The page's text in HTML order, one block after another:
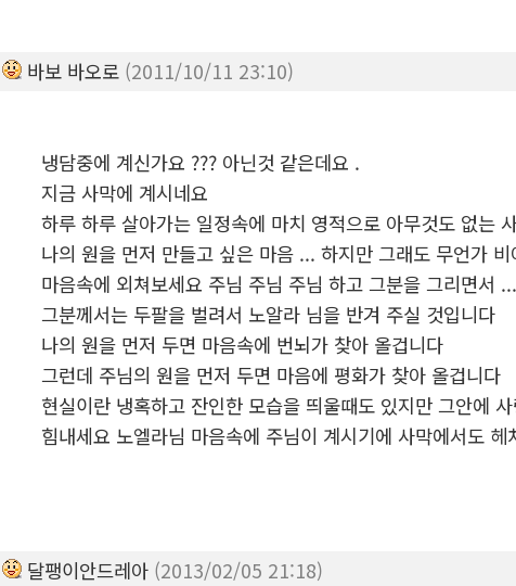
바보 바오로 (2011/10/11 23:10)
냉담중에 계신가요 ??? 아닌것 같은데요 .
지금 사막에 계시네요
하루 하루 살아가는 일정속에 마치 영적으로 아무것도 없는
나의 원을 먼저 만들고 싶은 마음 ... 하지만 그래도 무언가
마음속에 외쳐보세요 주님 주님 주님 하고 그분을 그리면서 ...
그분께서는 두팔을 벌려서 노알라 님을 반겨 주실 것입니다
나의 원을 먼저 두면 마음속에 번뇌가 찾아 올겁니다
그런데 주님의 원을 먼저 두면 마음에 평화가 찾아 올겁니다
현실이란 냉혹하고 잔인한 모습을 띄울때도 있지만 그안에
힘내세요 노엘라님 마음속에 주님이 계시기에 사막에서도 헤
달팽이안드레아 (2013/02/05 21:18)